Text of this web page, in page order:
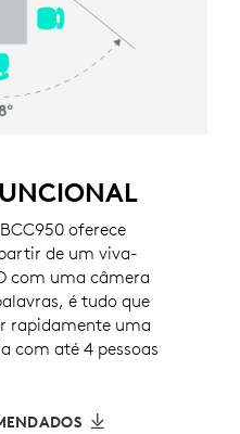
oferece
de um viva-
com uma câmera
é tudo que
rapidamente uma
com até 4 pessoas